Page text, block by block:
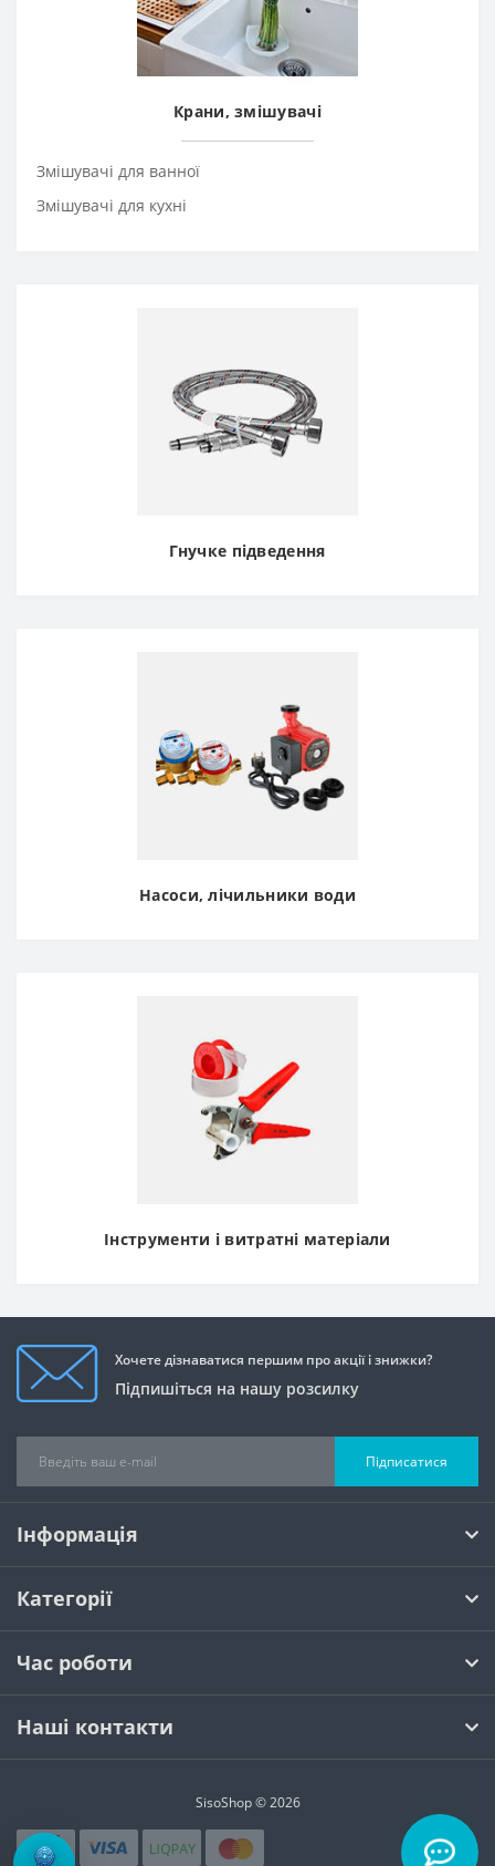
Крани, змішувачі
Змішувачі для ванної
Змішувачі для кухні
Гнучке підведення
Насоси, лічильники води
Інструменти і витратні матеріали
Хочете дізнаватися першим про акції і знижки?
Підпишіться на нашу розсилку
Підписатися
Інформація
Категорії
Час роботи
Наші контакти
SisoShop © 2026